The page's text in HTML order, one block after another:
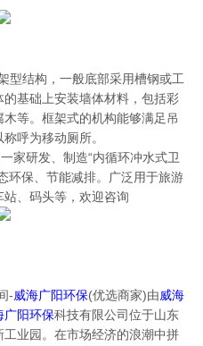
结构，一般底部采用槽钢或工
基础上安装墙体材料，包括彩
等。框架式的机构能够满足吊
呼为移动厕所。
家研发、制造“内循环冲水式卫
环保、节能减排。广泛用于旅游
、码头等，欢迎咨询
-威海广阳环保(优选商家)由威海
广阳环保科技有限公司位于山东
业园。在市场经济的浪潮中拼